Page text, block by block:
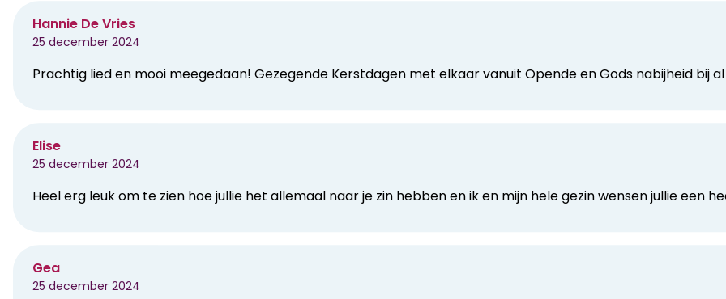
Hannie De Vries
25 december 2024
Prachtig lied en mooi meegedaan! Gezegende Kerstdagen met elkaar vanuit Opende en Gods nabijheid bij
Elise
25 december 2024
Heel erg leuk om te zien hoe jullie het allemaal naar je zin hebben en ik en mijn hele gezin wensen jullie een
Gea
25 december 2024